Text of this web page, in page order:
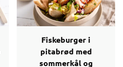
Fiskeburger i
pitabrød med
sommerkål og